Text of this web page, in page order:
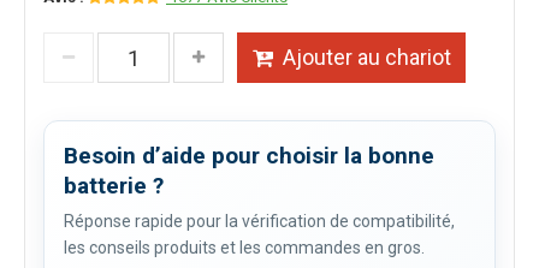
Ajouter au chariot
Besoin d’aide pour choisir la bonne
batterie ?
Réponse rapide pour la vérification de compatibilité,
les conseils produits et les commandes en gros.